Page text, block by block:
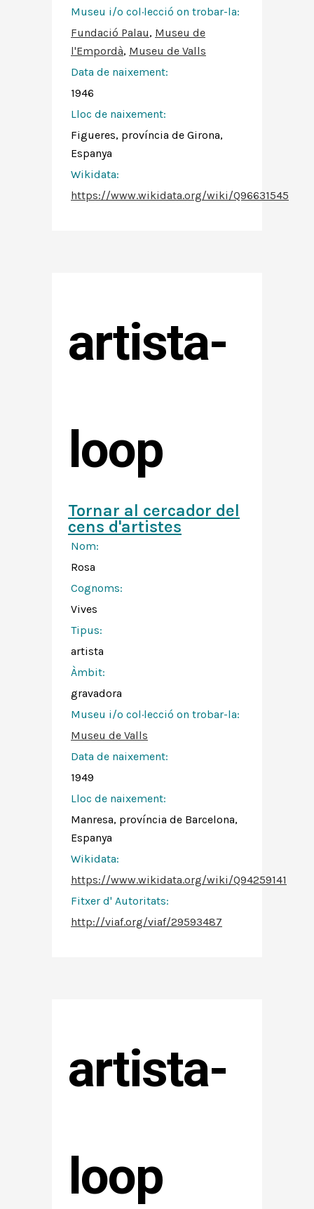
Museu i/o col·lecció on trobar-la:
Fundació Palau, Museu de
l'Empordà, Museu de Valls
Data de naixement:
1946
Lloc de naixement:
Figueres, província de Girona,
Espanya
Wikidata:
https://www.wikidata.org/wiki/Q96631545
artista-
loop
Tornar al cercador del
cens d'artistes
Nom:
Rosa
Cognoms:
Vives
Tipus:
artista
Àmbit:
gravadora
Museu i/o col·lecció on trobar-la:
Museu de Valls
Data de naixement:
1949
Lloc de naixement:
Manresa, província de Barcelona,
Espanya
Wikidata:
https://www.wikidata.org/wiki/Q94259141
Fitxer d' Autoritats:
http://viaf.org/viaf/29593487
artista-
loop